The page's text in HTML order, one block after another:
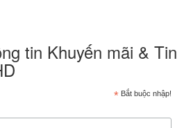
tin Khuyến mãi & Tin
* Bắt buộc nhập!